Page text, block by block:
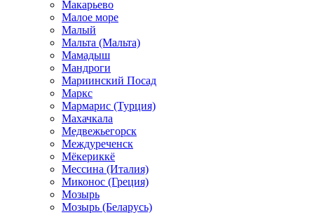
Макарьево
Малое море
Малый
Мальта (Мальта)
Мамадыш
Мандроги
Мариинский Посад
Маркс
Мармарис (Турция)
Махачкала
Медвежьегорск
Междуреченск
Мёкериккё
Мессина (Италия)
Миконос (Греция)
Мозырь
Мозырь (Беларусь)